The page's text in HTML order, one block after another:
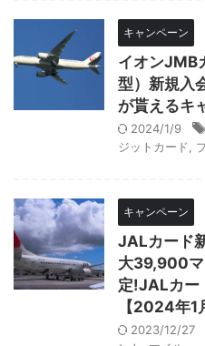
キャンペーン
イオン
型）新規入
が貰えるキ
2024/1/9
ジットカード
キャンペーン
JALカード
大39,900マ
定!JALカー
【2024年1
2023/12/27